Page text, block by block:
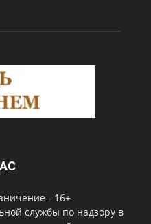
- 16+
службы по надзору в